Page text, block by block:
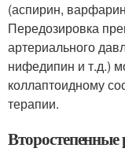
(аспирин,
Передозировка
артериального
нифедипин и т.д.)
коллаптоидному
терапии.
Второстепенные